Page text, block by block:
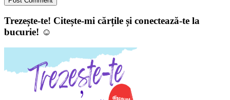
Trezește-te! Citește-mi cărțile și conectează-te la
bucurie! ☺️